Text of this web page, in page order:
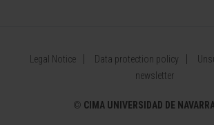
Legal Notice Data protection policy
newsletter
© CIMA UNIVERSIDAD DE